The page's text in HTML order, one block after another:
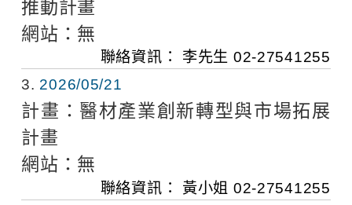
推動計畫
網站： 無
聯絡資訊： 李先生 02-27541255
3
2026/05/21
計畫： 醫材產業創新轉型與市場拓展
計畫
網站： 無
聯絡資訊： 黃小姐 02-27541255